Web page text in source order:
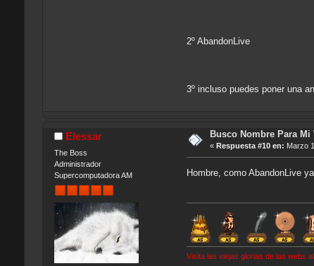
2º AbandonLive
3º incluso puedes poner una
Elessar
The Boss
Administrador
Supercomputadora AM
Busco Nombre Para Mi
« Respuesta #10 en: Marzo
Hombre, como AbandonLive
Visita las viejas glorias de las webs